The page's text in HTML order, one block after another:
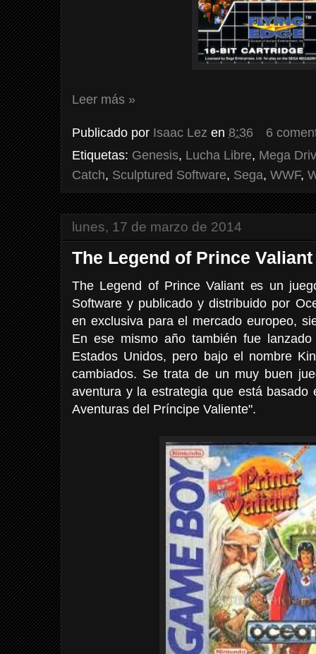
Leer más »
Publicado por Isaac Lez en 8:36
6
Etiquetas: Genesis, Lucha Libre, Mega
Catch, Sculptured Software, Sega, WWF,
lunes, 17 de marzo de 2014
The Legend of Prince
The Legend of Prince Valiant es un
Software y publicado y distribuido por
en exclusiva para el mercado europeo,
En ese mismo año también fue
Estados Unidos, pero bajo el nombre
cambiados. Se trata de un muy buen
aventura y la estrategia que está
Aventuras del Príncipe Valiente".